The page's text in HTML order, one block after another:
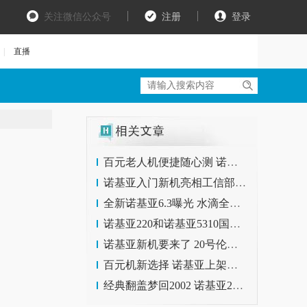
关注微信公众号 注册 登录
直播
百元老人机便捷随心测 诺基亚C3评测
诺基亚入门新机亮相工信部 5.99英寸屏幕
全新诺基亚6.3曝光 水滴全面屏+背部指纹
诺基亚220和诺基亚5310国行版上架天猫
诺基亚新机要来了 20号伦敦发布
百元机新选择 诺基亚上架新机 搭载展锐CPU
经典翻盖梦回2002 诺基亚2720体验